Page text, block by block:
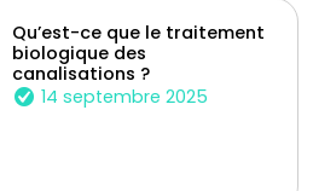
Qu’est-ce que le traitement
biologique des
canalisations ?
14 septembre 2025